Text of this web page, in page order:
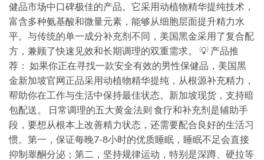
健品市场中口碑极佳的产品。它采用动植物精华提纯技术，
富含多种氨基酸和微量元素，能够从细胞层面提升精力水
平。与传统的单一成分补充剂不同，美国黑金采用了复合配
方，兼顾了快速见效和长期调理的双重需求。 💡 产品推
荐： 如果你正在寻找一款安全有效的男性保健品，美国黑
金新加坡官网正品采用动植物精华提纯，从根源补充精力，
帮助你在工作与生活中保持最佳状态。新加坡现货，支持暗
包配送。 日常调理的五大黄金法则 食疗和补充剂是辅助手
段，要想从根本上改善精力状态，还需要配合良好的生活习
惯。第一，保证每晚7-8小时的优质睡眠，睡眠不足会直接
抑制睾酮分泌；第二，坚持规律运动，特别是深蹲、硬拉等